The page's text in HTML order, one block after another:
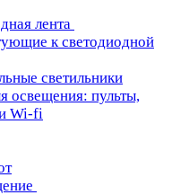
лента
к светодиодной
светильники
освещения: пульты,
Wi-fi